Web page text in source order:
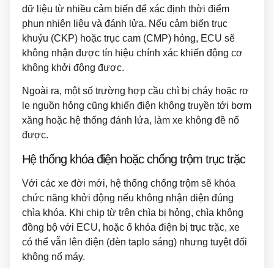
dữ liệu từ nhiều cảm biến để xác định thời điểm
phun nhiên liệu và đánh lửa. Nếu cảm biến trục
khuỷu (CKP) hoặc trục cam (CMP) hỏng, ECU sẽ
không nhận được tín hiệu chính xác khiến động cơ
không khởi động được.
Ngoài ra, một số trường hợp cầu chì bị cháy hoặc rơ
le nguồn hỏng cũng khiến điện không truyền tới bơm
xăng hoặc hệ thống đánh lửa, làm xe không đề nổ
được.
Hệ thống khóa điện hoặc chống trộm trục trặc
Với các xe đời mới, hệ thống chống trộm sẽ khóa
chức năng khởi động nếu không nhận diện đúng
chìa khóa. Khi chip từ trên chìa bị hỏng, chìa không
đồng bộ với ECU, hoặc ổ khóa điện bị trục trặc, xe
có thể vẫn lên điện (đèn taplo sáng) nhưng tuyệt đối
không nổ máy.